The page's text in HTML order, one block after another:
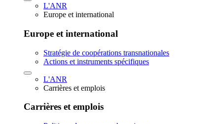
L'ANR
Europe et international
Europe et international
Stratégie de coopérations transnationales
Actions et instruments spécifiques
L'ANR
Carrières et emplois
Carrières et emplois